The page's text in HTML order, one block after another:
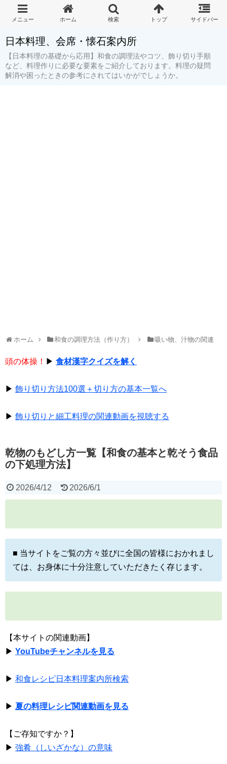
日本料理、会席・懐石案内所
【日本料理の基礎から応用】和食の調理法やコツ、飾り切り手順
など、料理作りに必要な要素をご紹介しております。料理の疑問
解消や困ったときの参考にされてはいかがでしょうか。
ホーム 和食の調理方法（作り方） 吸い物、汁物の関連
頭の体操！ ▶ 食材漢字クイズを解く
▶ 飾り切り方法100選＋切り方の基本一覧へ
▶ 飾り切りと細工料理の関連動画を視聴する
乾物のもどし方一覧【和食の基本と乾そう食品
の下処理方法】
2026/4/12 2026/6/1
■ 当サイトをご覧の方々並びに全国の皆様におかれまし
ては、お身体に十分注意していただきたく存じます。
【本サイトの関連動画】
▶ YouTubeチャンネルを見る
▶ 和食レシピ日本料理案内所検索
▶ 夏の料理レシピ関連動画を見る
【ご存知ですか？】
▶ 強肴（しいざかな）の意味